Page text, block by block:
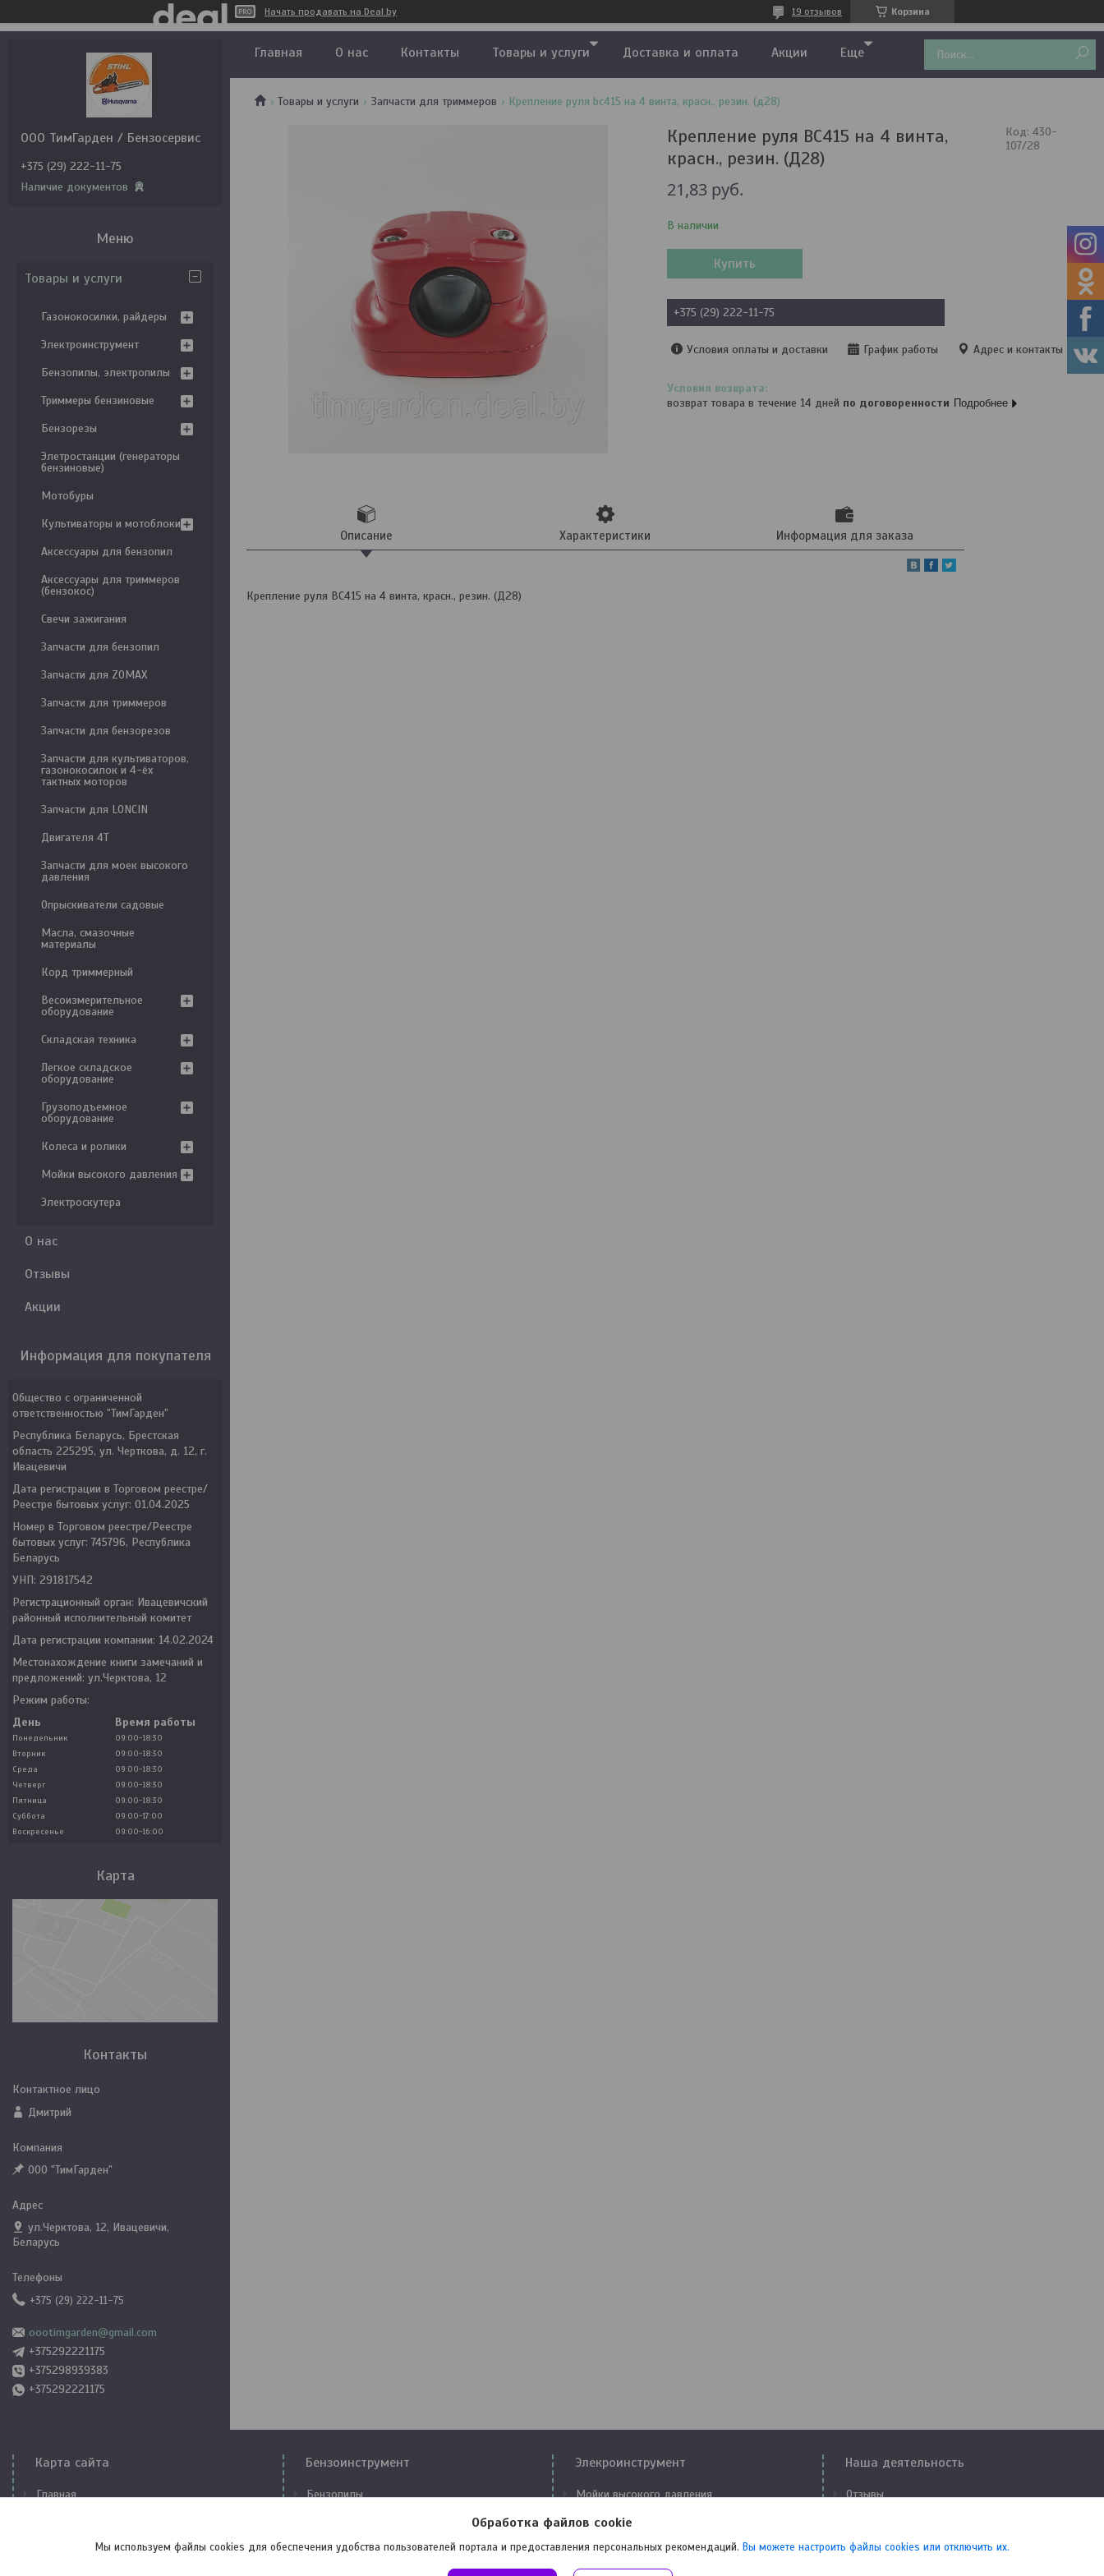
Начать продавать на Deal.by Корзина
19 отзывов
Главная О нас Контакты Товары и услуги Доставка и оплата Акции Еще
Товары и услуги Запчасти для триммеров Крепление руля bc415 на 4 винта, красн., резин. (д28)
Крепление руля BC415 на 4 винта,
красн., резин. (Д28)
21,83 руб.
В наличии
Код: 430-
107/28
Купить
+375 (29) 222-11-75
Условия оплаты и доставки График работы Адрес и контакты
возврат товара в течение 14 дней по договоренности Подробнее
Описание Характеристики Информация для заказа
Крепление руля BC415 на 4 винта, красн., резин. (Д28)
ООО ТимГарден / Бензосервис
+375 (29) 222-11-75
Наличие документов
Товары и услуги
Газонокосилки, райдеры
Электроинструмент
Бензопилы, электропилы
Триммеры бензиновые
Бензорезы
Элетростанции (генераторы
бензиновые)
Мотобуры
Культиваторы и мотоблоки
Аксессуары для бензопил
Аксессуары для триммеров
(бензокос)
Свечи зажигания
Запчасти для бензопил
Запчасти для ZOMAX
Запчасти для триммеров
Запчасти для бензорезов
Запчасти для культиваторов,
газонокосилок и 4-ёх
тактных моторов
Запчасти для LONCIN
Двигателя 4Т
Запчасти для моек высокого
давления
Опрыскиватели садовые
Масла, смазочные
материалы
Корд триммерный
Весоизмерительное
оборудование
Складская техника
Легкое складское
оборудование
Грузоподъемное
оборудование
Колеса и ролики
Мойки высокого давления
Электроскутера
О нас
Отзывы
Акции
Информация для покупателя
Общество с ограниченной
ответственностью "ТимГарден"
Республика Беларусь, Брестская
область 225295, ул. Черткова, д. 12, г.
Ивацевичи
Дата регистрации в Торговом реестре/
Реестре бытовых услуг: 01.04.2025
Номер в Торговом реестре/Реестре
бытовых услуг: 745796, Республика
Беларусь
УНП: 291817542
Регистрационный орган: Ивацевичский
районный исполнительный комитет
Дата регистрации компании: 14.02.2024
Местонахождение книги замечаний и
предложений: ул.Черктова, 12
Режим работы:
День
Время работы
Понедельник
09:00-18:30
Вторник
09:00-18:30
Среда
09:00-18:30
Четверг
09:00-18:30
Пятница
09:00-18:30
Суббота
09:00-17:00
Воскресенье
09:00-16:00
Карта
Контакты
Дмитрий
ООО "ТимГарден"
ул.Черктова, 12, Ивацевичи,
Беларусь
+375 (29) 222-11-75
oootimgarden@gmail.com
+375292221175
+375298939383
+375292221175
Карта сайта
Главная
Бензоинструмент
Бензопилы
Бензогенераторы
Элекроинструмент
Мойки высокого давления
Компрессоры
Наша деятельность
Отзывы
Обработка файлов cookie
Мы используем файлы cookies для обеспечения удобства пользователей портала и предоставления персональных рекомендаций. Вы можете настроить файлы cookies или отключить их.